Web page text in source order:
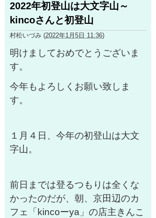
2022年初登山は大文字山～
kincoさんと初登山
村松いづみ (2022年1月5日 11:36)
明けましておめでとうございま
す。
今年もよろしくお願い致しま
す。
１月４日、今年の初登山は大文
字山。
前日までは登るつもりは全くな
かったのだが、朝、京田辺のカ
フェ「kincoーya」の店主きんこ